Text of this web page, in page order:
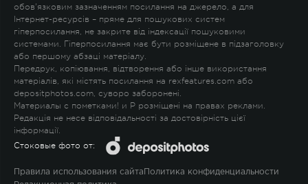
обов'язковим зазначенням посилання на джерело, а для
Інтернет-ресурсів – пряме для пошукових систем
гіперпосилання, не закрите від індексації пошуковими
системами. Гіперпосилання має бути розміщене в підзаголовку
або першому абзаці матеріалу.
Передрук, копіювання, відтворення або інше використання
матеріалів, які містять посилання на rexfeatures.com або
depositphotos.com, суворо заборонені.
Материалы с пометками! и P розміщені на правах реклами.
Редакція не несе відповідальності за достовірність цієї
інформації.
Стоковые фото от:
Правила использования сайта Политика конфиденциальности